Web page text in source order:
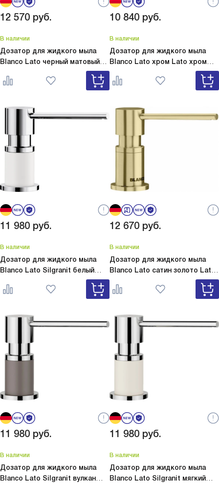
12 570 руб.
В наличии
Дозатор для жидкого мыла
Blanco Lato черный матовый
Lato черный матовый 525789
10 840 руб.
В наличии
Дозатор для жидкого мыла
Blanco Lato хром Lato хром
11 980 руб.
В наличии
Дозатор для жидкого мыла
Blanco Lato Silgranit белый
Lato Silgranit белый 525814
12 670 руб.
В наличии
Дозатор для жидкого мыла
Blanco Lato сатин золото Lato
11 980 руб.
В наличии
Дозатор для жидкого мыла
Blanco Lato Silgranit вулкан
11 980 руб.
В наличии
Дозатор для жидкого мыла
Blanco Lato Silgranit мягкий